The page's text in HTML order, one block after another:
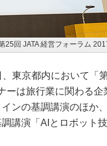
25回 JATA 経営フォーラム
東京都内において「
ーは旅行業に関わる企
ンの基調講演のほか
講演「AIとロボット